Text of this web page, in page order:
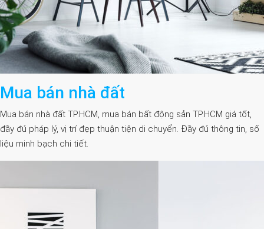
Mua bán nhà đất
Mua bán nhà đất TP.HCM, mua bán bất động sản TP.HCM giá tốt,
đầy đủ pháp lý, vị trí đẹp thuận tiện di chuyển. Đầy đủ thông tin, số
liệu minh bạch chi tiết.